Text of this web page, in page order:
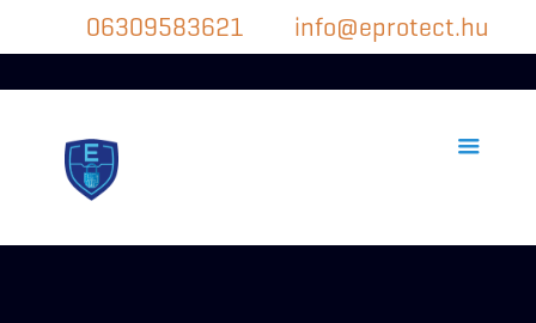
06309583621 info@eprotect.hu